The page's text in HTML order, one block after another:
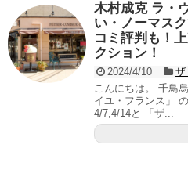
木村成克 ラ・
い・ノーマス
コミ評判も！
クション！
2024/4/10 ザ
こんにちは。 千鳥
イユ・フランス」
4/7,4/14と 「ザ...